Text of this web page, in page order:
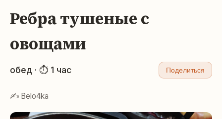
Ребра тушеные с
овощами
обед · ⏱ 1 час Поделиться
✍️ Belo4ka